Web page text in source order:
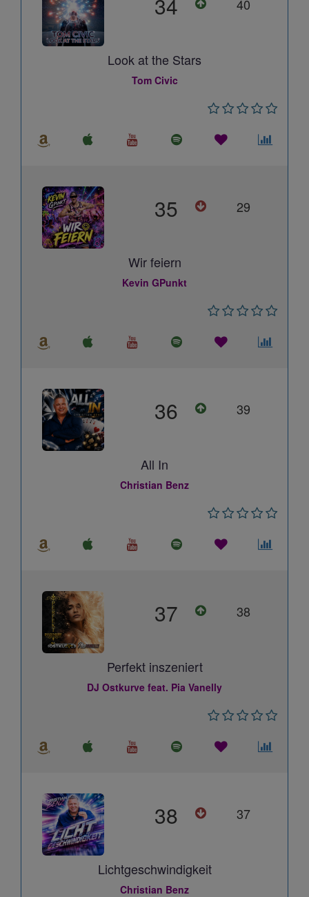
40
Look at the Stars
Tom Civic
35 29
Wir feiern
Kevin GPunkt
36 39
All In
Christian Benz
37 38
Perfekt inszeniert
DJ Ostkurve feat. Pia Vanelly
38 37
Lichtgeschwindigkeit
Christian Benz